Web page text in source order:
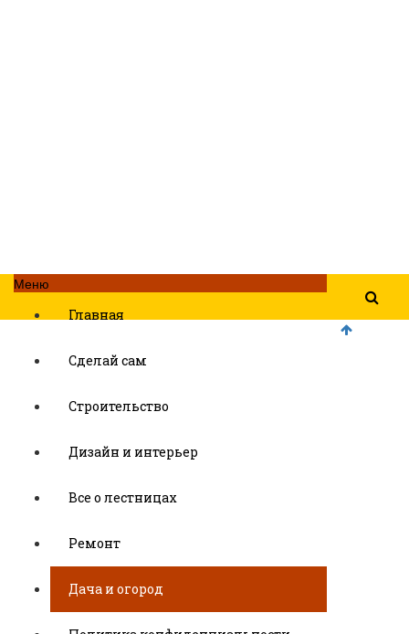
Меню
Главная
Сделай сам
Строительство
Дизайн и интерьер
Все о лестницах
Ремонт
Дача и огород